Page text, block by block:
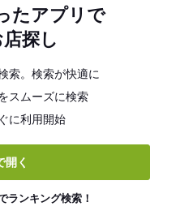
たアプリで
探し
索。検索が快適に
スムーズに検索
に利用開始
開く
ランキング検索！